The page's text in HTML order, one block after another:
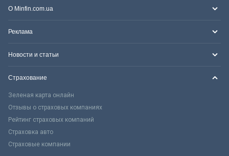
О Minfin.com.ua
Реклама
Новости и статьи
Страхование
Зеленая карта онлайн
Отзывы о страховых компаниях
Рейтинг страховых компаний
Страховка авто
Страховые компании